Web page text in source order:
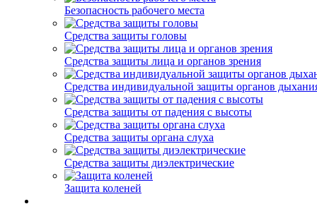
Безопасность рабочего места
Средства защиты головы
Средства защиты лица и органов зрения
Средства индивидуальной защиты органов
Средства защиты от падения с высоты
Средства защиты органа слуха
Средства защиты диэлектрические
Защита коленей